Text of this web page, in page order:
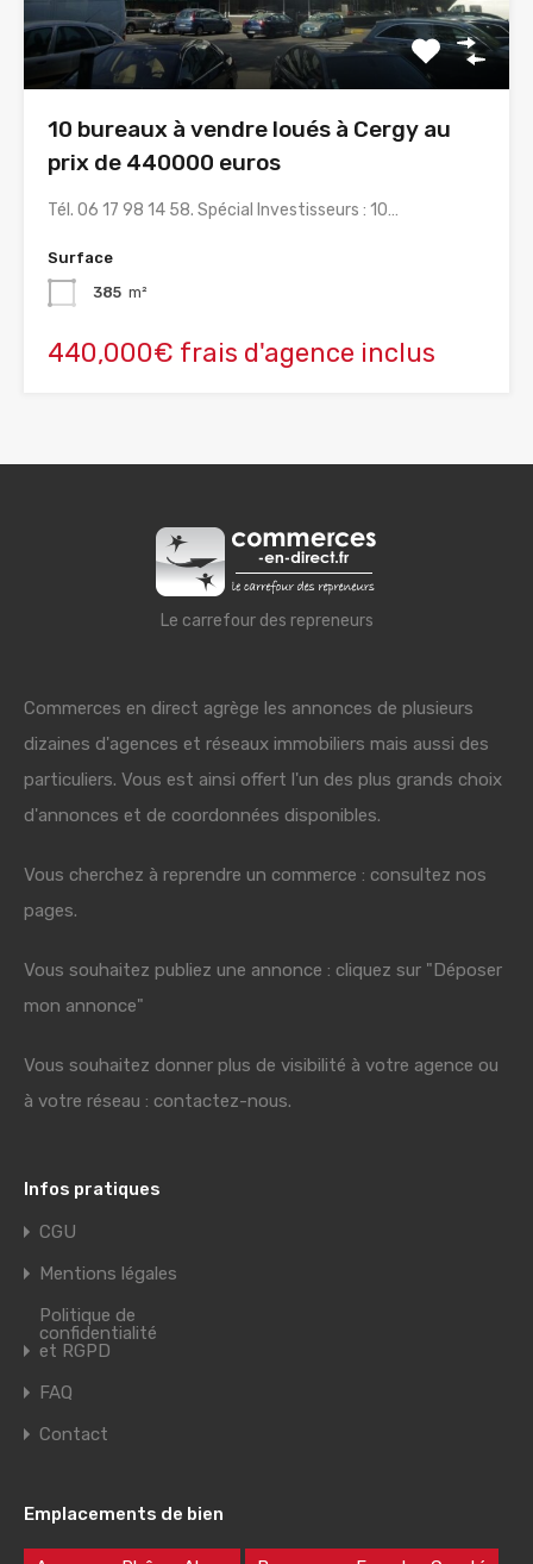
10 bureaux à vendre loués à Cergy au
prix de 440000 euros
Tél. 06 17 98 14 58. Spécial Investisseurs : 10…
Surface
385 m²
440,000€ frais d'agence inclus
Le carrefour des repreneurs
Commerces en direct agrège les annonces de plusieurs
dizaines d'agences et réseaux immobiliers mais aussi des
particuliers. Vous est ainsi offert l'un des plus grands choix
d'annonces et de coordonnées disponibles.
Vous cherchez à reprendre un commerce : consultez nos
pages.
Vous souhaitez publiez une annonce : cliquez sur "Déposer
mon annonce"
Vous souhaitez donner plus de visibilité à votre agence ou
à votre réseau : contactez-nous.
Infos pratiques
CGU
Mentions légales
Politique de
confidentialité
et RGPD
FAQ
Contact
Emplacements de bien